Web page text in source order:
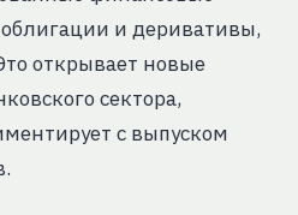
и деривативы,
открывает новые
сектора,
с выпуском